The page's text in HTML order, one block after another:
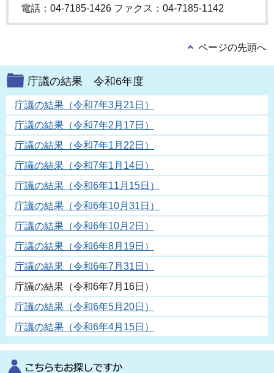
電話：04-7185-1426 ファクス：04-7185-1142
ページの先頭へ
庁議の結果 令和6年度
庁議の結果（令和7年3月21日）
庁議の結果（令和7年2月17日）
庁議の結果（令和7年1月22日）
庁議の結果（令和7年1月14日）
庁議の結果（令和6年11月15日）
庁議の結果（令和6年10月31日）
庁議の結果（令和6年10月2日）
庁議の結果（令和6年8月19日）
庁議の結果（令和6年7月31日）
庁議の結果（令和6年7月16日）
庁議の結果（令和6年5月20日）
庁議の結果（令和6年4月15日）